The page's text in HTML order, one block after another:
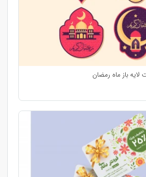
باز ماه رمضان